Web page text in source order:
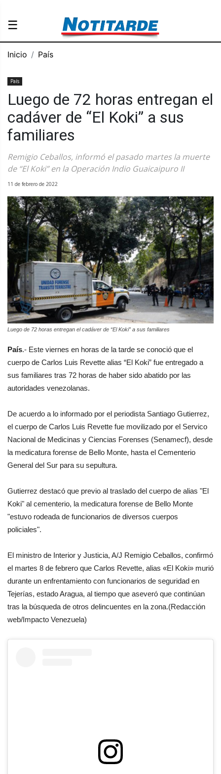
☰
Inicio País
País
Luego de 72 horas entregan el
cadáver de “El Koki” a sus
familiares
Remigio Ceballos, informó el pasado martes la muerte
de “El Koki” en la Operación Indio Guaicaipuro II
11 de febrero de 2022
Luego de 72 horas entregan el cadáver de “El Koki” a sus familiares
País.- Este viernes en horas de la tarde se conoció que el
cuerpo de Carlos Luis Revette alias “El Koki” fue entregado a
sus familiares tras 72 horas de haber sido abatido por las
autoridades venezolanas.
De acuerdo a lo informado por el periodista Santiago Gutierrez,
el cuerpo de Carlos Luis Revette fue movilizado por el Servico
Nacional de Medicinas y Ciencias Forenses (Senamecf), desde
la medicatura forense de Bello Monte, hasta el Cementerio
General del Sur para su sepultura.
Gutierrez destacó que previo al traslado del cuerpo de alias "El
Koki" al cementerio, la medicatura forense de Bello Monte
"estuvo rodeada de funcionarios de diversos cuerpos
policiales".
El ministro de Interior y Justicia, A/J Remigio Ceballos, confirmó
el martes 8 de febrero que Carlos Revette, alias «El Koki» murió
durante un enfrentamiento con funcionarios de seguridad en
Tejerías, estado Aragua, al tiempo que aseveró que continúan
tras la búsqueda de otros delincuentes en la zona.(Redacción
web/Impacto Venezuela)